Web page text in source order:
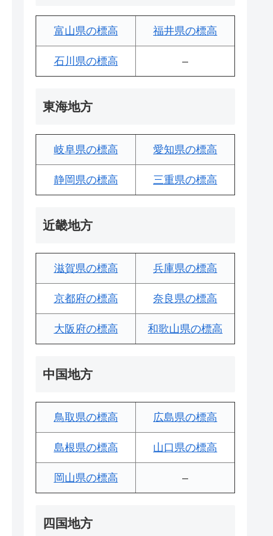
富山県の標高 福井県の標高
石川県の標高 –
東海地方
岐阜県の標高 愛知県の標高
静岡県の標高 三重県の標高
近畿地方
滋賀県の標高 兵庫県の標高
京都府の標高 奈良県の標高
大阪府の標高 和歌山県の標高
中国地方
鳥取県の標高 広島県の標高
島根県の標高 山口県の標高
岡山県の標高 –
四国地方